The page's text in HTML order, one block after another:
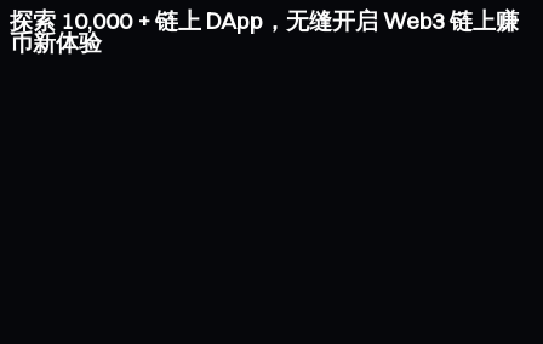
探索 10,000 + 链上 DApp，无缝开启 Web3 链上赚
币新体验